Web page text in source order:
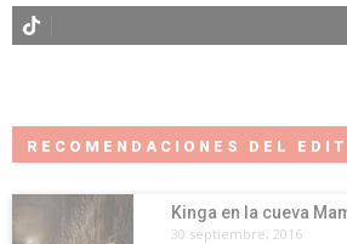
RECOMENDACIONES DEL
Kinga en la cueva
30 septiembre, 2016